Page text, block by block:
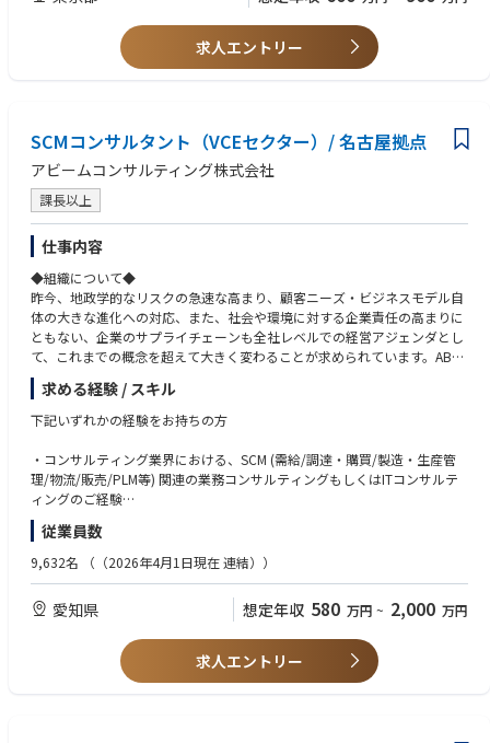
ィングとIT技術の融合による経営イノベーションを提唱してきた当社は、
会計分野のITソリューションに絶対的強みを持っております。大手監査法
人の系列企業として設立したという沿革があるため、会計業務改善からシ
は、業界でも当社しか行っていない独自のサービス提供スタイルです。
■就業環境：
人財教育にも注力しており、一般研修や専門分野研修などの業務外トレー
ニングとOJTを有効に組み合わせ、人財の早期育成を図っております。ま
た自己実現の達成に向けた資格取得支援制度や日々の業務から得た知識、
経験を論文として発表する社内論文コンテストなど、向上意識の高い人ほ
どそのシステムを利用できる環境が整っております。
■勤務について：東京本社勤務となります。
【入社後のキャリアパス】
当初3ヶ月程度で契約業務についてキャッチアップしながら、社内各部署
とのコネクションを拡げて頂きます。
その後は部門方針に沿って主要パートナーとの関係強化、新規開拓を進め
ループ全体の要員調達効率化を主導する役割を担っていただくことを期待
します。
【本ポジションの魅力】
・コーポレート部門として全体最適の視野で考え経営と事業部門を支える
役割です。
・パートナー各社（経営層含む）との関係構築および新規パートナー開拓
を通して、高いコミュニケーションスキルが身につきます。
・コンプライアンスの先導者として外部委託に関する法務知識が身につき
・基幹システム開発における上流工程からの経験
・チーム管理経験（部門長、マネージャー職など）
・チームメンバー（外部人材含む）のマネジメント能力
求人エントリー
SCMコンサルタント（VCEセクター）/ 名古屋拠点
アビームコンサルティング株式会社
課長以上
仕事内容
◆組織について◆
昨今、地政学的なリスクの急速な高まり、顧客ニーズ・ビジネスモデル自
体の大きな進化への対応、また、社会や環境に対する企業責任の高まりに
ともない、企業のサプライチェーンも全社レベルでの経営アジェンダとし
て、これまでの概念を超えて大きく変わることが求められています。ABea
mは、これらの企業を取り巻くビジネス環境の変化やサプライチェーンリ
スクの高まりに対して、日本最大級のサプライチェーン領域の専門家とし
て、各業務領域における専門家から抜擢した最適なチーム体制で、クライ
＜セクターの特徴＞
① SCM改革の専門家として、日本最大規模のプロフェッショナル集団
行
・サプライチェーン×エンジアリングチェーンにおける多様で豊富なケイ
パビリティ
・ヘッドクォーターが日本だからこそのサービス開発への投資、Go to Ma
rket活動
・多くのグローバル案件を実施、グローバルで活躍できる人材が育つ環境
③ 人材育成への積極的な推進、ナレッジ・マネジメント活動
求める経験 / スキル
下記いずれかの経験をお持ちの方
・コンサルティング業界における、SCM (需給/調達・購買/製造・生産管
理/物流/販売/PLM等) 関連の業務コンサルティングもしくはITコンサルテ
ィングのご経験
・IT業界における、SCM (需給/調達・購買/製造・生産管理/物流/販売/P
LM等) 関連システムの業務要件定義、業務プロセス設計、システム化構
AP IBP/Kinaxis Maesrto (RapidResponse) /その他SCP、SAP Ariba / Coup
a / MES/ WMS/ PLM等)
・事業会社情報システム部門等における、SCM(需給/調達・購買/製造・生
産管理/物流/販売/PLM等)関連システムのご経験 (例： SAP S/4/その他E
従業員数
9,632名 （（2026年4月1日現在 連結））
愛知県 想定年収 580 万円 ~ 2,000 万円
求人エントリー